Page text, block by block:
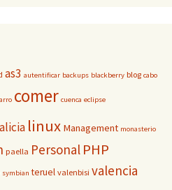
as3 autentificar backups blackberry blog cabo
comer cuenca eclipse
linux Management monasterio
paella Personal PHP
symbian teruel valenbisi valencia